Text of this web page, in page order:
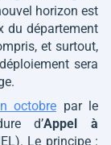
horizon est
du département
et surtout,
sera
octobre par le
d’Appel à
Le principe :